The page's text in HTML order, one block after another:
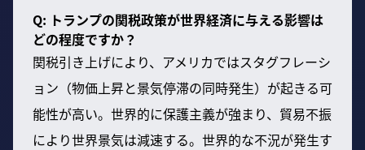
Q: トランプの関税政策が世界経済に与える影響は
どの程度ですか？
関税引き上げにより、アメリカではスタグフレーシ
ョン（物価上昇と景気停滞の同時発生）が起きる可
能性が高い。世界的に保護主義が強まり、貿易不振
により世界景気は減速する。世界的な不況が発生す